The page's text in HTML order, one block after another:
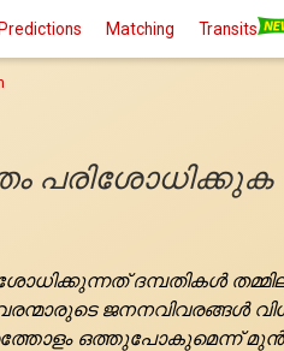
Predictions Matching Transits
പരിശോധിക്കുക
ദമ്പതികൾ
ജനനവിവരങ്ങൾ
ഒത്തുപോകുമെന്ന്